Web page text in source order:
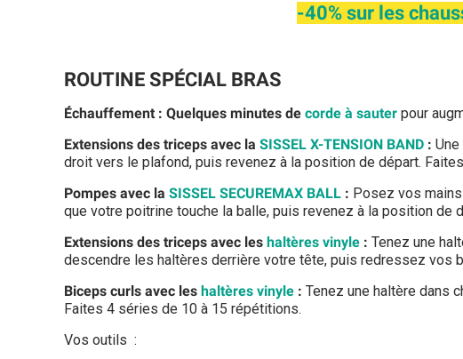
-40% sur les
ROUTINE SPÉCIAL BRAS
Échauffement : Quelques minutes de corde à sauter pour
Extensions des triceps avec la SISSEL X-TENSION BAND :
droit vers le plafond, puis revenez à la position de départ.
Pompes avec la SISSEL SECUREMAX BALL : Posez vos
que votre poitrine touche la balle, puis revenez à la position de
Extensions des triceps avec les haltères vinyle : Tenez une
descendre les haltères derrière votre tête, puis redressez vos
Biceps curls avec les haltères vinyle : Tenez une haltère dans
Faites 4 séries de 10 à 15 répétitions.
Vos outils :